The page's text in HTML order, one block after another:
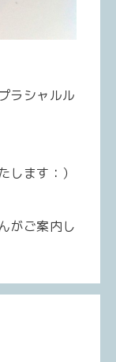
ラシャルル
します：）
がご案内し